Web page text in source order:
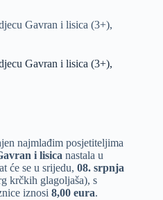
Gavran i lisica (3+),
Gavran i lisica (3+),
najmlađim posjetiteljima
i lisica nastala u
će se u srijedu, 08. srpnja
krčkih glagoljaša), s
iznosi 8,00 eura.